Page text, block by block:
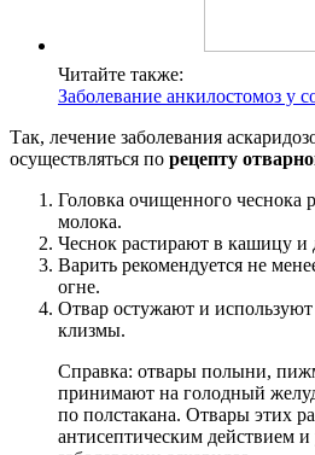
Читайте также:
Заболевание анкилостомоз у
Так, лечение заболевания
осуществляться по рецепту
Головка очищенного чеснока
молока.
Чеснок растирают в кашицу и
Варить рекомендуется не
огне.
Отвар остужают и используют
клизмы.
Справка: отвары полыни,
принимают на голодный
по полстакана. Отвары этих
антисептическим действием